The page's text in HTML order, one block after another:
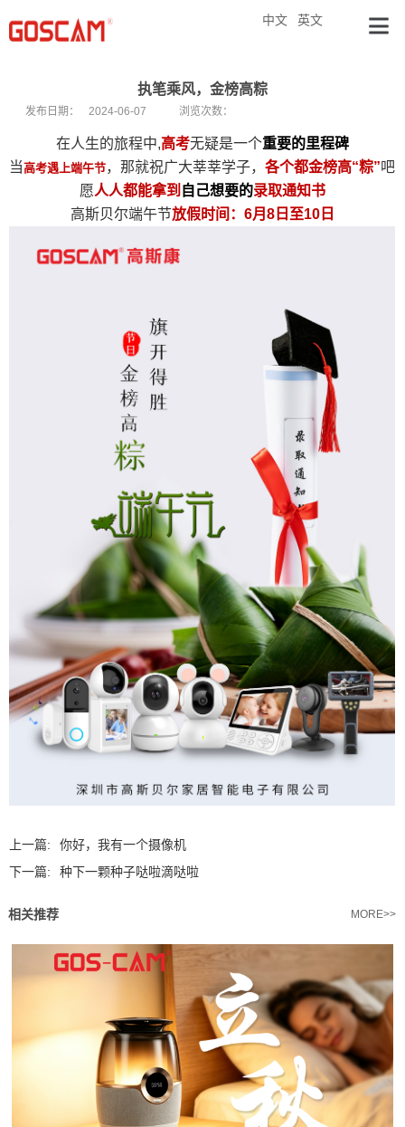
英文
中文
执笔乘风，金榜高粽
发布日期： 2024-06-07 浏览次数：
在人生的旅程中,高考无疑是一个重要的里程碑
当高考遇上端午节，那就祝广大莘莘学子， 各个都金榜高“粽”吧
愿人人都能拿到 自己想要的录取通知书
高斯贝尔端午节放假时间：6月8日至10日
上一篇:
你好，我有一个摄像机
下一篇:
种下一颗种子哒啦滴哒啦
相关推荐 MORE>>